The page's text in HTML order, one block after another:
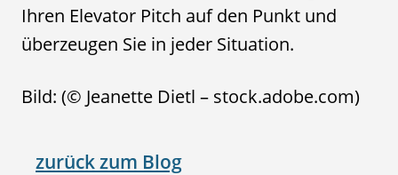
Ihren Elevator Pitch auf den Punkt und
überzeugen Sie in jeder Situation.
Bild: (© Jeanette Dietl – stock.adobe.com)
zurück zum Blog